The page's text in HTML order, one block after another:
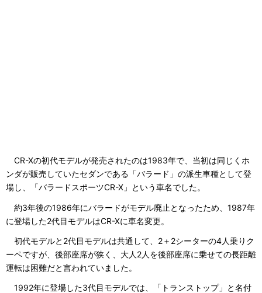
CR-Xの初代モデルが発売されたのは1983年で、当初は同じくホ
ンダが販売していたセダンである「バラード」の派生車種として登
場し、「バラードスポーツCR-X」という車名でした。
約3年後の1986年にバラードがモデル廃止となったため、1987年
に登場した2代目モデルはCR-Xに車名変更。
初代モデルと2代目モデルは共通して、2＋2シーターの4人乗りク
ーペですが、後部座席が狭く、大人2人を後部座席に乗せての長距離
運転は困難だと言われていました。
1992年に登場した3代目モデルでは、「トランストップ」と名付